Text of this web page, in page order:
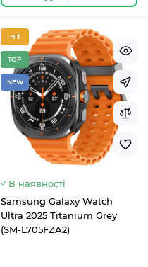
HIT
TOP
NEW
В наявності
Samsung Galaxy Watch
Ultra 2025 Titanium Grey
(SM-L705FZA2)